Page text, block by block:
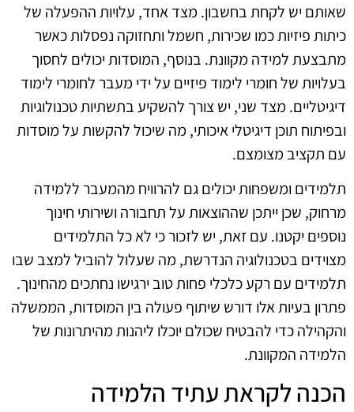
שאותם יש לקחת בחשבון. מצד אחד, עלויות ההפעלה של
כיתות פיזיות כמו שכירות, חשמל ותחזוקה נפסלות כאשר
מתבצעת למידה מקוונת. בנוסף, המוסדות יכולים לחסוך
בעלויות של חומרי לימוד פיזיים על ידי מעבר לחומרי לימוד
דיגיטליים. מצד שני, יש צורך להשקיע בתשתיות טכנולוגיות
ובפיתוח תוכן דיגיטלי איכותי, מה שיכול להקשות על מוסדות
עם תקציב מצומצם.
תלמידים ומשפחות יכולים גם להרוויח מהמעבר ללמידה
מרחוק, שכן ייתכן שההוצאות על תחבורה ושירותי חינוך
נוספים יקטנו. עם זאת, יש לזכור כי לא כל התלמידים
מצוידים בטכנולוגיה הנדרשת, מה שעלול להוביל למצב שבו
תלמידים עם רקע כלכלי פחות טוב ירגישו נחתכים מהחינוך.
פתרון בעיות אלו דורש שיתוף פעולה בין המוסדות, הממשלה
והקהילה כדי להבטיח שכולם יוכלו ליהנות מהיתרונות של
הלמידה המקוונת.
הכנה לקראת עתיד הלמידה